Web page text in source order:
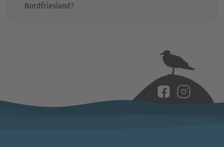
Nordfriesland?